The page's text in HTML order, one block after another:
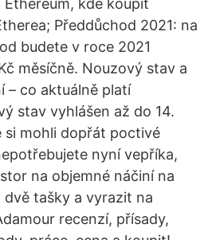
kde koupit
Předdůchod 2021: na
budete v roce 2021
měsíčně. Nouzový stav a
– co aktuálně platí
stav vyhlášen až do 14.
si mohli dopřát poctivé
nyní vepříka,
na objemné náčiní na
tašky a vyrazit na
recenzí, přísady,